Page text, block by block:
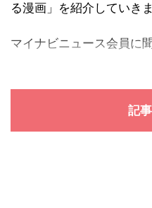
る漫画」を紹介していきま
マイナビニュース会員に
記